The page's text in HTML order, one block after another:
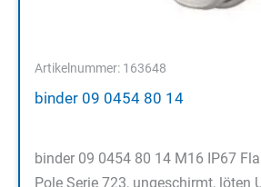
Artikelnummer: 163648
binder 09 0454 80 14
binder 09 0454 80 14 M16 IP67
Pole Serie 723, ungeschirmt, löten